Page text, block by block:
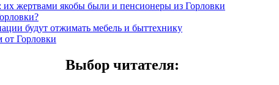
жертвами якобы были и пенсионеры из Горловки
будут отжимать мебель и быттехнику
от Горловки
Выбор читателя: